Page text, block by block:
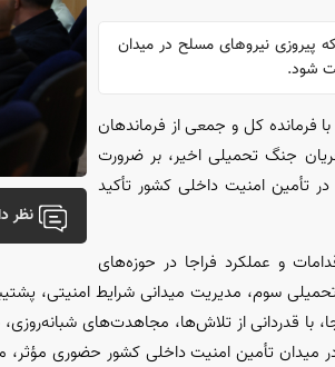
نظر
پیروزی نیرو‌های مسلح در میدان
شود.
فرمانده کل و جمعی از فرماندهان
جنگ تحمیلی اخیر، بر ضرورت
تأمین امنیت داخلی کشور تأکید
و عملکرد فراجا در حوزه‌های
سوم، مدیریت میدانی شرایط امنیتی،
قدردانی از تلاش‌ها، مجاهدت‌های شبانه‌روزی،
میدان تأمین امنیت داخلی کشور حضوری مؤثر،